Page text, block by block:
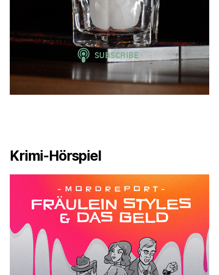
Krimi-Hörspiel